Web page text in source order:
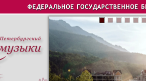
Jump to navigation
ФЕДЕРАЛЬНОЕ ГОСУДАРСТВЕННОЕ